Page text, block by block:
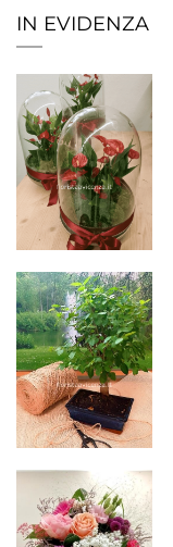
IN EVIDENZA